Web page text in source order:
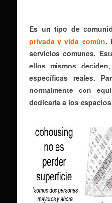
Es un tipo de
privada y vida común.
servicios comunes.
ellos mismos
específicas reales.
normalmente con
dedicarla a los